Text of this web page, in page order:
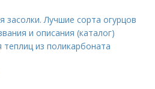
засолки. Лучшие сорта огурцов
и описания (каталог)
теплиц из поликарбоната